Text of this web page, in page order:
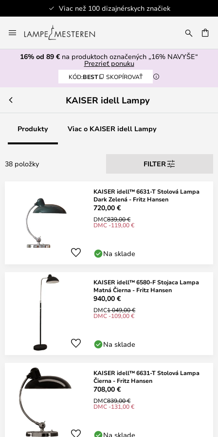
Viac než 100 dizajnérskych značiek
to
Content
16% od 89 € na produktoch označených „16% NAVYŠE“
Prezrieť ponuku
KÓD:BEST SKOPÍROVAŤ
KAISER idell Lampy
Produkty Viac o KAISER idell Lampy
38 položky FILTER
KAISER idell™ 6631-T Stolová Lampa
Dark Zelená - Fritz Hansen
720,00 €
DMC839,00 €
DMC -119,00 €
Na sklade
KAISER idell™ 6580-F Stojaca Lampa
Matná Čierna - Fritz Hansen
940,00 €
DMC1 049,00 €
DMC -109,00 €
Na sklade
KAISER idell™ 6631-T Stolová Lampa
Čierna - Fritz Hansen
708,00 €
DMC839,00 €
DMC -131,00 €
Na sklade